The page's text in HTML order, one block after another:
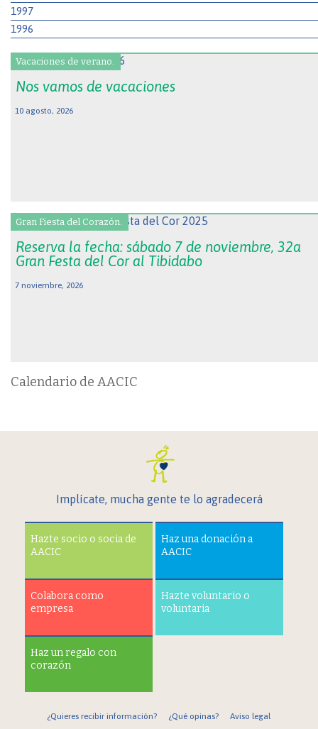
1997
1996
Vacaciones de verano.
Nos vamos de vacaciones
10 agosto, 2026
Gran Fiesta del Corazón.
Reserva la fecha: sábado 7 de noviembre, 32a
Gran Festa del Cor al Tibidabo
7 noviembre, 2026
Calendario de AACIC
Implícate, mucha gente te lo agradecerá
Hazte socio o socia de
AACIC
Haz una donación a
AACIC
Colabora como
empresa
Hazte voluntario o
voluntaria
Haz un regalo con
corazón
¿Quieres recibir información? ¿Qué opinas?
Aviso legal